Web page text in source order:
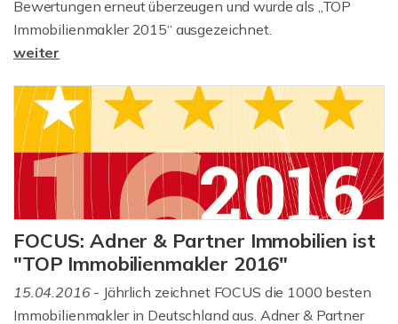
Bewertungen erneut überzeugen und wurde als „TOP
Immobilienmakler 2015“ ausgezeichnet.
weiter
FOCUS: Adner & Partner Immobilien ist
"TOP Immobilienmakler 2016"
15.04.2016- Jährlich zeichnet FOCUS die 1000 besten
Immobilienmakler in Deutschland aus. Adner & Partner